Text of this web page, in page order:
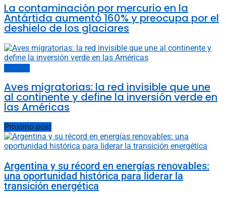
La contaminación por mercurio en la
Antártida aumentó 160% y preocupa por el
deshielo de los glaciares
Aves migratorias: la red invisible que une
al continente y define la inversión verde en
las Américas
Próximo post
Argentina y su récord en energías renovables:
una oportunidad histórica para liderar la
transición energética